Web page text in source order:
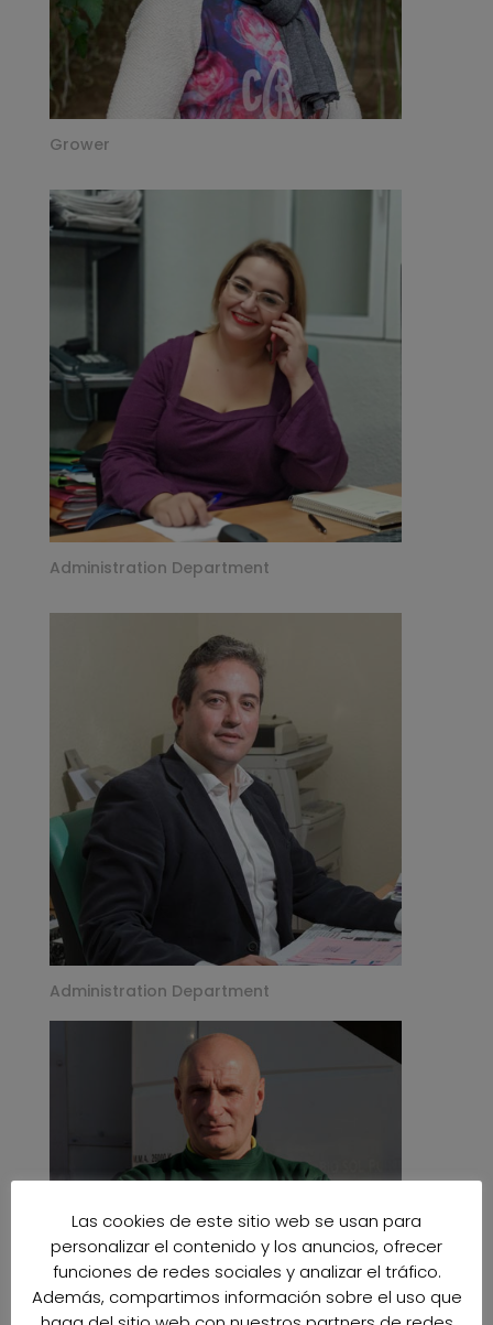
Grower
Administration Department
Administration Department
Las cookies de este sitio web se usan para
personalizar el contenido y los anuncios, ofrecer
funciones de redes sociales y analizar el tráfico.
Además, compartimos información sobre el uso que